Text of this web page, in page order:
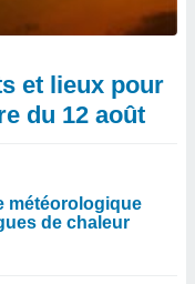
et lieux pour
du 12 août
météorologique
de chaleur